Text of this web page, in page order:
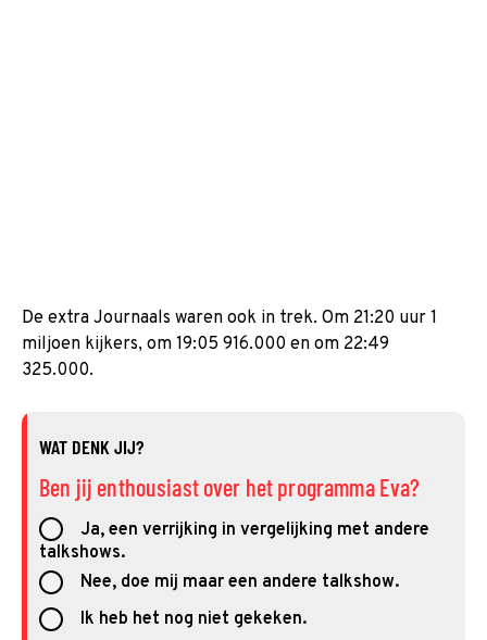
De extra Journaals waren ook in trek. Om 21:20 uur 1
miljoen kijkers, om 19:05 916.000 en om 22:49
325.000.
WAT DENK JIJ?
Ben jij enthousiast over het programma Eva?
Ja, een verrijking in vergelijking met andere
talkshows.
Nee, doe mij maar een andere talkshow.
Ik heb het nog niet gekeken.